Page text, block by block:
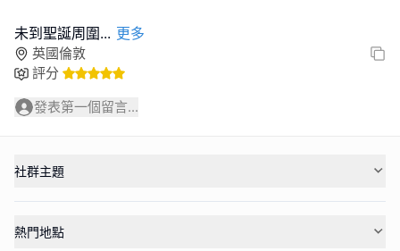
未到聖誕周圍... 更多
英國倫敦
評分
發表第一個留言...
社群主題
熱門地點